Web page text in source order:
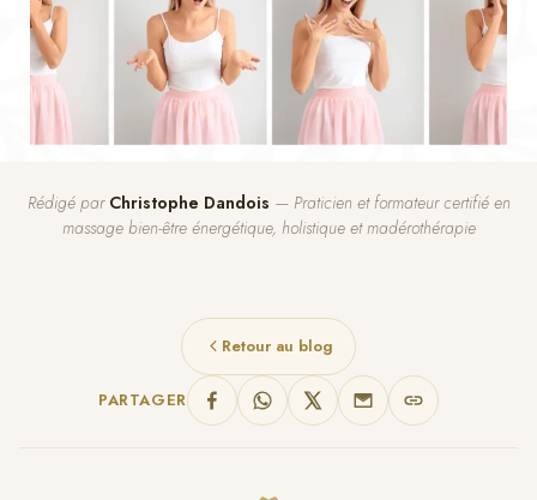
Rédigé par Christophe Dandois — Praticien et formateur certifié en
massage bien-être énergétique, holistique et madérothérapie
Retour au blog
PARTAGER